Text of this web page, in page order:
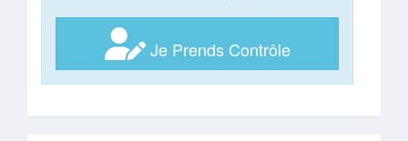
Je Prends Contrôle